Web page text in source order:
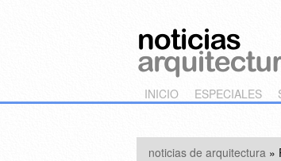
Main menu
Skip to primary content
Skip to secondary content
INICIO ESPECIALES
noticias de arquitectura »